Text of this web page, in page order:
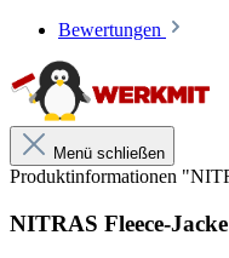
Antipilling
Praktischer
Stehkragen
Bewertungen
Menü schließen
Produktinformationen
NITRAS Fleece-